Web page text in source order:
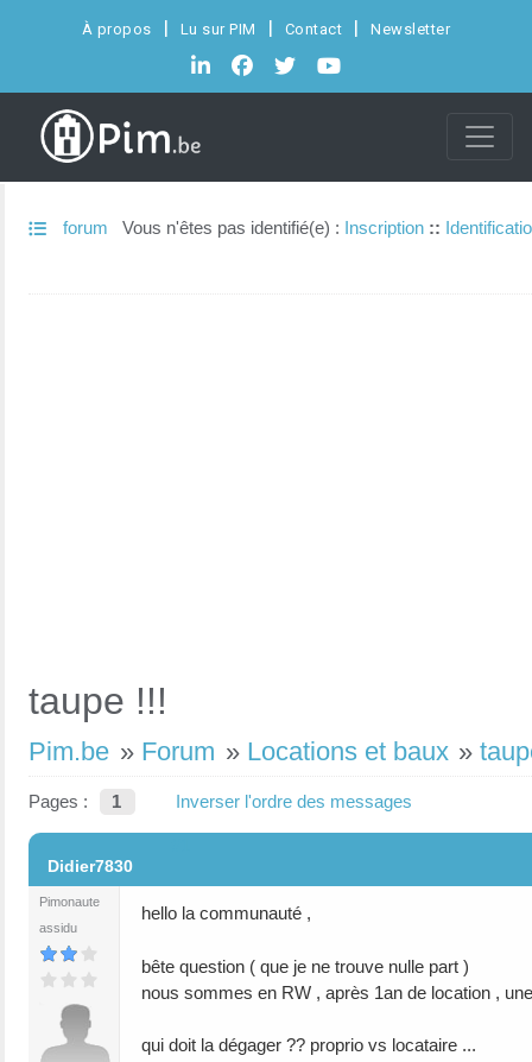
À propos Lu sur PIM Contact Newsletter
forum Vous n'êtes pas identifié(e) : Inscription ::
taupe !!!
Pim.be » Forum » Locations et baux »
Pages : 1 Inverser l'ordre des messages
Didier7830
Pimonaute
assidu
hello la communauté ,
bête question ( que je ne trouve nulle part )
nous sommes en RW , après 1an de location ,
qui doit la dégager ?? proprio vs locataire ...